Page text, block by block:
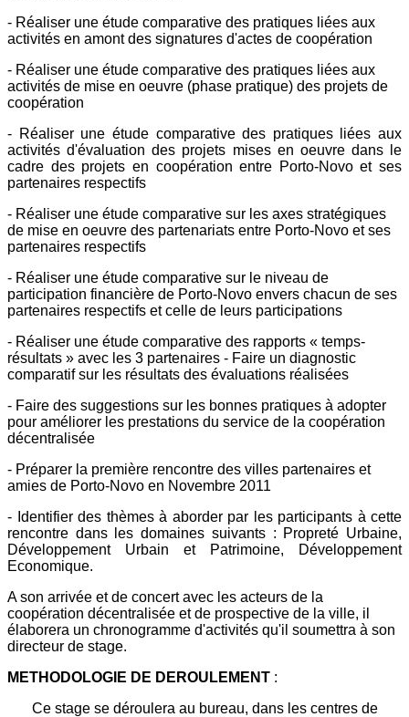
- Réaliser une étude comparative des pratiques liées aux
activités en amont des signatures d'actes de coopération
- Réaliser une étude comparative des pratiques liées aux
activités de mise en oeuvre (phase pratique) des projets de
coopération
- Réaliser une étude comparative des pratiques liées aux
activités d'évaluation des projets mises en oeuvre dans le
cadre des projets en coopération entre Porto-Novo et ses
partenaires respectifs
- Réaliser une étude comparative sur les axes stratégiques
de mise en oeuvre des partenariats entre Porto-Novo et ses
partenaires respectifs
- Réaliser une étude comparative sur le niveau de
participation financière de Porto-Novo envers chacun de ses
partenaires respectifs et celle de leurs participations
- Réaliser une étude comparative des rapports « temps-
résultats » avec les 3 partenaires - Faire un diagnostic
comparatif sur les résultats des évaluations réalisées
- Faire des suggestions sur les bonnes pratiques à adopter
pour améliorer les prestations du service de la coopération
décentralisée
- Préparer la première rencontre des villes partenaires et
amies de Porto-Novo en Novembre 2011
- Identifier des thèmes à aborder par les participants à cette
rencontre dans les domaines suivants : Propreté Urbaine,
Développement Urbain et Patrimoine, Développement
Economique.
A son arrivée et de concert avec les acteurs de la
coopération décentralisée et de prospective de la ville, il
élaborera un chronogramme d'activités qu'il soumettra à son
directeur de stage.
METHODOLOGIE DE DEROULEMENT :
Ce stage se déroulera au bureau, dans les centres de